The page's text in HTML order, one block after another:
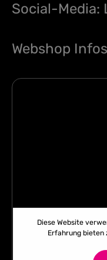
Social-Media:
Webshop Infos
Diese Website
Erfahrung bieten